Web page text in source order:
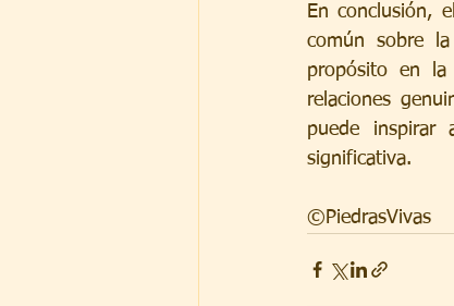
En conclusión,
común sobre
propósito en
relaciones
puede
significativa.
©PiedrasVivas